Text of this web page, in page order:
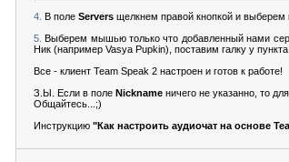
4. В поле Servers щелкнем правой кнопкой и выберем
5. Выберем мышью только что добавленный нами
Ник (например Vasya Pupkin), поставим галку у пункта
Все - клиент Team Speak 2 настроен и готов к работе!
З.Ы. Если в поле Nickname ничего не указанно, то
Общайтесь...;)
Инструкцию "Как настроить аудиочат на основе